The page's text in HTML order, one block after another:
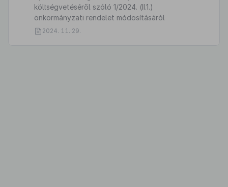
költségvetéséről szóló 1/2024. (II.1.)
önkormányzati rendelet módosításáról
2024. 11. 29.